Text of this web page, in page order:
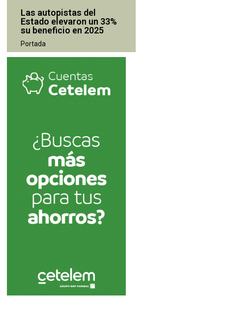
Las autopistas del
Estado elevaron un 33%
su beneficio en 2025
Portada